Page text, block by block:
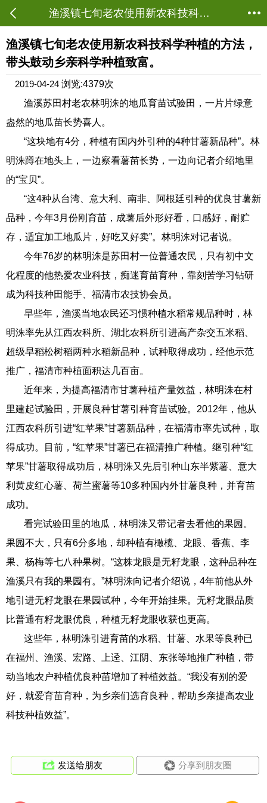
渔溪镇七旬老农使用新农科技科学种植的方法，带头鼓动乡亲科学种植致富。 - 农业致富 - 茂名农批网
当前位置：资讯首页->农业资讯->农业致富
渔溪镇七旬老农使用新农科技科学种植的方法，
带头鼓动乡亲科学种植致富。
2019-04-24 浏览:4379次
渔溪苏田村老农林明洙的地瓜育苗试验田，一片片绿意
盎然的地瓜苗长势喜人。
“这块地有4分，种植有国内外引种的4种甘薯新品种”。林
明洙蹲在地头上，一边察看薯苗长势，一边向记者介绍地里
的“宝贝”。
“这4种从台湾、意大利、南非、阿根廷引种的优良甘薯新
品种，今年3月份刚育苗，成薯后外形好看，口感好，耐贮
存，适宜加工地瓜片，好吃又好卖”。林明洙对记者说。
今年76岁的林明洙是苏田村一位普通农民，只有初中文
化程度的他热爱农业科技，痴迷育苗育种，靠刻苦学习钻研
成为科技种田能手、福清市农技协会员。
早些年，渔溪当地农民还习惯种植水稻常规品种时，林
明洙率先从江西农科所、湖北农科所引进高产杂交五米稻、
超级早稻松树稻两种水稻新品种，试种取得成功，经他示范
推广，福清市种植面积达几百亩。
近年来，为提高福清市甘薯种植产量效益，林明洙在村
里建起试验田，开展良种甘薯引种育苗试验。2012年，他从
江西农科所引进“红苹果”甘薯新品种，在福清市率先试种，取
得成功。目前，“红苹果”甘薯已在福清推广种植。继引种“红
苹果”甘薯取得成功后，林明洙又先后引种山东半紫薯、意大
利黄皮红心薯、荷兰蜜薯等10多种国内外甘薯良种，并育苗
成功。
看完试验田里的地瓜，林明洙又带记者去看他的果园。
果园不大，只有6分多地，却种植有橄榄、龙眼、香蕉、李
果、杨梅等七八种果树。“这株龙眼是无籽龙眼，这种品种在
渔溪只有我的果园有。”林明洙向记者介绍说，4年前他从外
地引进无籽龙眼在果园试种，今年开始挂果。无籽龙眼品质
比普通有籽龙眼优良，种植无籽龙眼收获也更高。
这些年，林明洙引进育苗的水稻、甘薯、水果等良种已
在福州、渔溪、宏路、上迳、江阴、东张等地推广种植，带
动当地农户种植优良种苗增加了种植效益。“我没有别的爱
好，就爱育苗育种，为乡亲们选育良种，帮助乡亲提高农业
科技种植效益”。
发送给朋友 分享到朋友圈